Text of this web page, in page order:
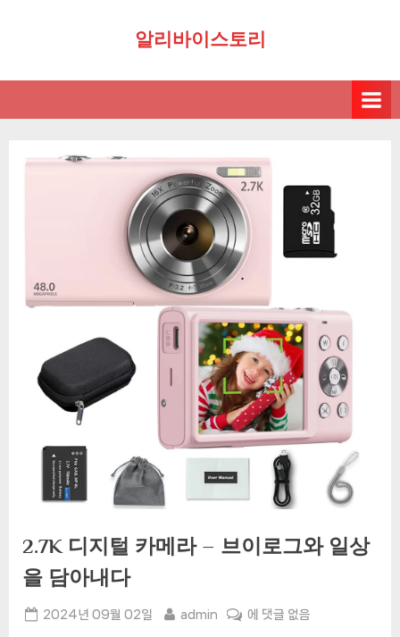
알리바이스토리
2.7K 디지털 카메라 – 브이로그와 일상
을 담아내다
Posted
2024년 09월 02일 By
admin
2.7K
에 댓글 없음